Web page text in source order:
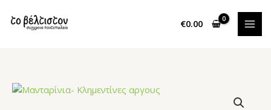
στο
περιεχόμενο
€0.00
Μανταρίνια-